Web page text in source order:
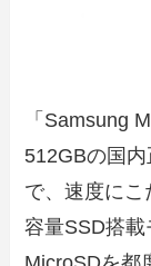
「Samsung
512GBの国
で、速度に
容量SSD搭